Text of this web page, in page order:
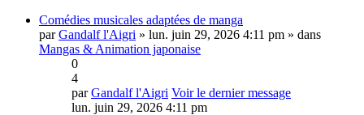
Comédies musicales adaptées de manga
parGandalf l'Aigri » lun. juin 29, 2026 4:11 pm » dans
Mangas & Animation japonaise
0
4
parGandalf l'Aigri Voir le dernier message
lun. juin 29, 2026 4:11 pm